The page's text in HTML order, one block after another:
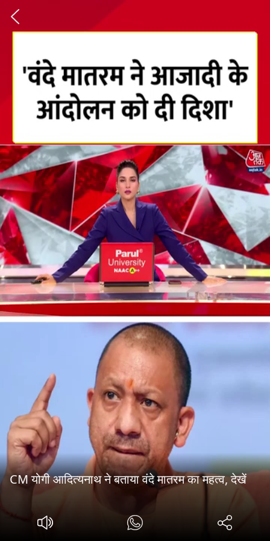
CM योगी आदित्यनाथ ने बताया वंदे मातरम का महत्व, देखें